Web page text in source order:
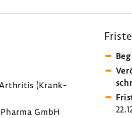
(Krank­
GmbH